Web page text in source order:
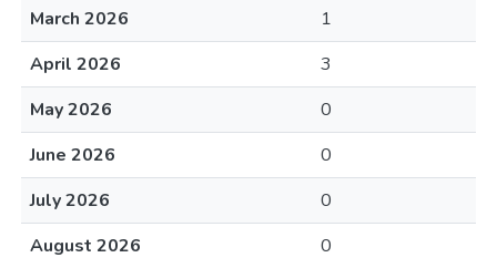
March 2026
1
April 2026
3
May 2026
0
June 2026
0
July 2026
0
August 2026
0